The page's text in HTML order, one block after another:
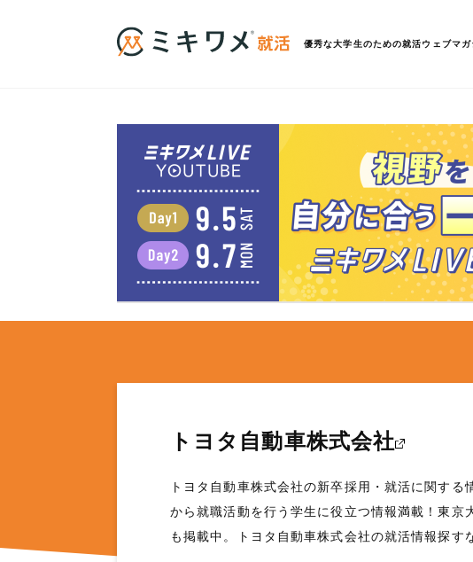
優秀な大学生のための就活ウェブマガ
トヨタ自動車株式会社
トヨタ自動車株式会社の新卒採用・就活に関す
から就職活動を行う学生に役立つ情報満載！東
も掲載中。トヨタ自動車株式会社の就活情報探す